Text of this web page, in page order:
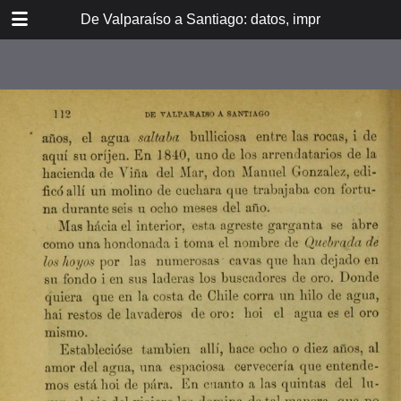
De Valparaíso a Santiago: datos, impresiones,
DOWNLOAD
Itinerario del ferrocarril de
Valparaíso a Santiago
espresamente grabado en Paris en
madera para esta obra
Dedicatoria
A los viajeros
En la Estación de Valparaíso
El banquete de inauguración i el
motín de Oyarce
Viña del Mar
Bosquejo histórico
El Salto